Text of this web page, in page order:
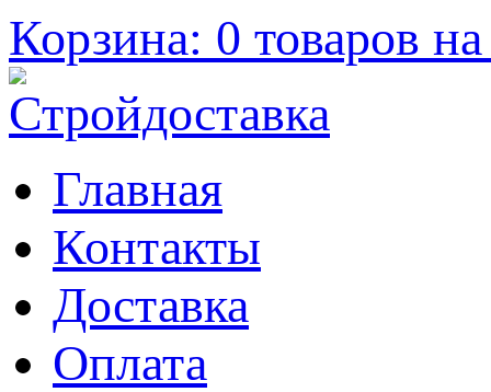
Корзина: 0 товаров
Главная
Контакты
Доставка
Оплата